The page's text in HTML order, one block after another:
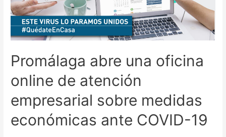
Promálaga abre una oficina
online de atención
empresarial sobre medidas
económicas ante COVID-19